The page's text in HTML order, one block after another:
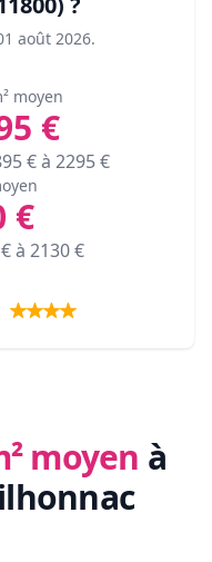
août 2026.
moyen
€
€ à 2295€
€
€ à 2130€
moyen à